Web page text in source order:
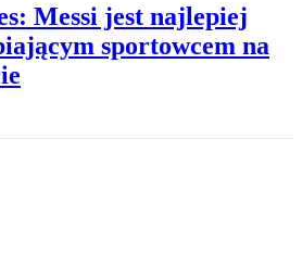
Messi jest najlepiej
sportowcem na